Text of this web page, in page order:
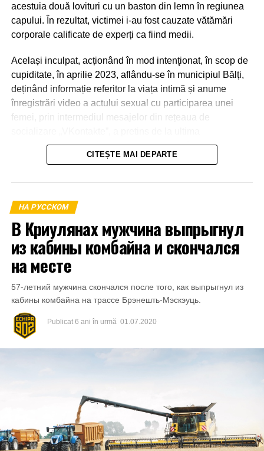
acestuia două lovituri cu un baston din lemn în regiunea
capului. În rezultat, victimei i-au fost cauzate vătămări
corporale calificate de experți ca fiind medii.
Același inculpat, acționând în mod intenţionat, în scop de
cupiditate, în aprilie 2023, aflându-se în municipiul Bălți,
deținând informație referitor la viața intimă și anume
înregistrări video a actului sexual cu participarea unei
femei, prin intermediul mesajelor din rețeaua de
transmiterea banilor în sumă de 600 euro, în caz contrar o
amenința cu răspândirea înregistrărilor video.
La 21 aprilie 2023, aflându-se în apartamentul părții
vătămate din mun.Bălți a primit o parte din sumă și anume
1000 de lei.
CITEȘTE MAI DEPARTE
НА РУССКОМ
В Криулянах мужчина выпрыгнул
из кабины комбайна и скончался
на месте
57-летний мужчина скончался после того, как выпрыгнул из
кабины комбайна на трассе Брэнешть-Мэскэуць.
Publicat 6 ani în urmă 01.07.2020